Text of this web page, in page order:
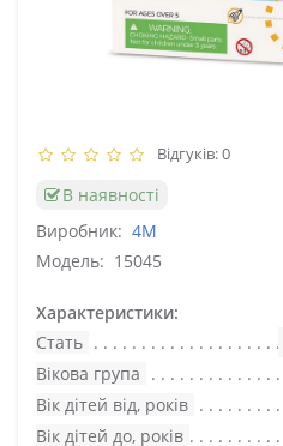
Відгуків: 0
В наявності
Виробник: 4M
Модель: 15045
Характеристики:
Стать
Вікова група
Вік дітей від, років
Вік дітей до, років